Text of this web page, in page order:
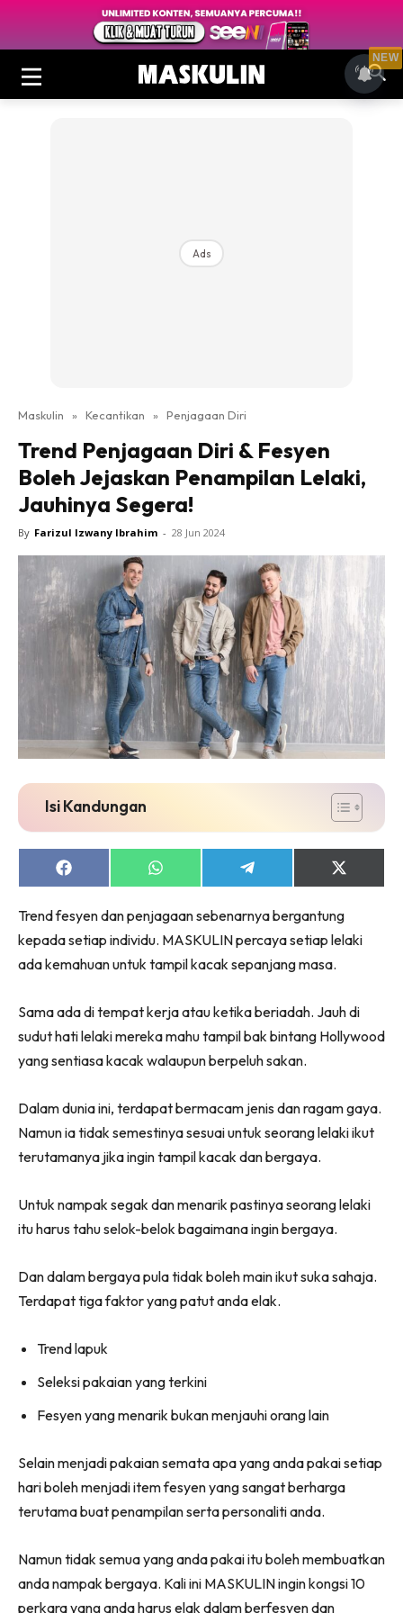
Ads
Maskulin » Kecantikan » Penjagaan Diri
Trend Penjagaan Diri & Fesyen
Boleh Jejaskan Penampilan Lelaki,
Jauhinya Segera!
By Farizul Izwany Ibrahim - 28 Jun 2024
Isi Kandungan
Share
on
Share
on
Share
on
Share
on
(Twitter)
Trend fesyen dan penjagaan sebenarnya bergantung
kepada setiap individu. MASKULIN percaya setiap lelaki
ada kemahuan untuk tampil kacak sepanjang masa.
Sama ada di tempat kerja atau ketika beriadah. Jauh di
sudut hati lelaki mereka mahu tampil bak bintang Hollywood
yang sentiasa kacak walaupun berpeluh sakan.
Dalam dunia ini, terdapat bermacam jenis dan ragam gaya.
Namun ia tidak semestinya sesuai untuk seorang lelaki ikut
terutamanya jika ingin tampil kacak dan bergaya.
Untuk nampak segak dan menarik pastinya seorang lelaki
itu harus tahu selok-belok bagaimana ingin bergaya.
Dan dalam bergaya pula tidak boleh main ikut suka sahaja.
Terdapat tiga faktor yang patut anda elak.
Trend lapuk
Seleksi pakaian yang terkini
Fesyen yang menarik bukan menjauhi orang lain
Selain menjadi pakaian semata apa yang anda pakai setiap
hari boleh menjadi item fesyen yang sangat berharga
terutama buat penampilan serta personaliti anda.
Namun tidak semua yang anda pakai itu boleh membuatkan
anda nampak bergaya. Kali ini MASKULIN ingin kongsi 10
perkara yang anda harus elak dalam berfesyen dan
NEW